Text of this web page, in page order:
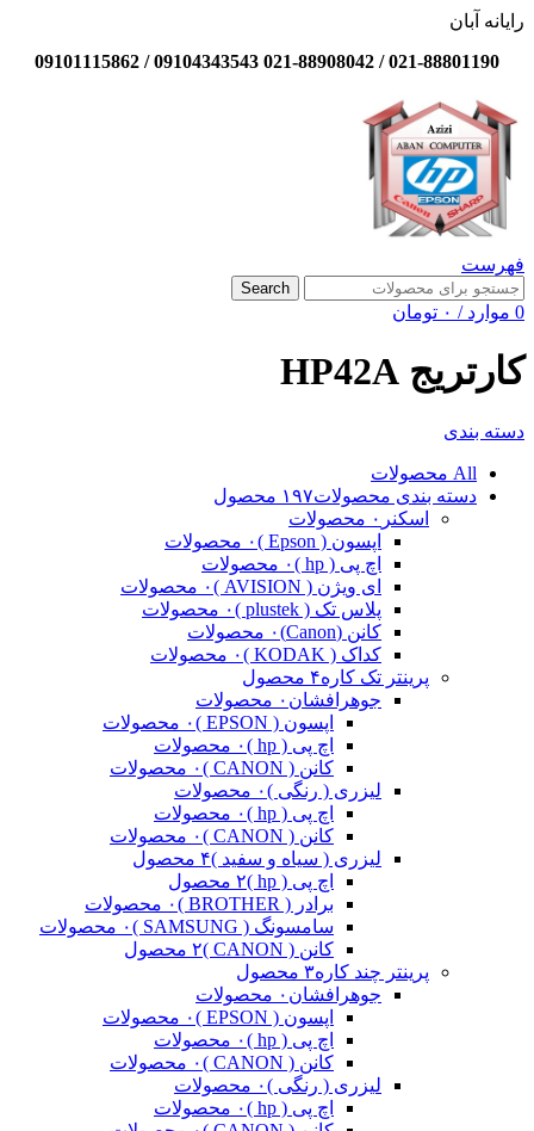
رایانه آبان
021-88801190 / 021-88908042 09104343543 / 09101115862
فهرست
Search
0 موارد / ۰ تومان
کارتریج HP42A
دسته بندی
All محصولات
دسته بندی محصولات۱۹۷ محصول
اسکنر ۰ محصولات
اپسون ( Epson )
۰ محصولات
اچ پی ( hp )
۰ محصولات
ای ویژن ( AVISION )
۰ محصولات
پلاس تک ( plustek )
۰ محصولات
کانن (Canon)
۰ محصولات
کداک ( KODAK )
۰ محصولات
پرینتر تک کاره۴ محصول
جوهرافشان ۰ محصولات
اپسون ( EPSON )
۰ محصولات
اچ پی ( hp )
۰ محصولات
کانن ( CANON )
۰ محصولات
لیزری ( رنگی )۰ محصولات
اچ پی ( hp )
۰ محصولات
کانن ( CANON )
۰ محصولات
لیزری ( سیاه و سفید )۴ محصول
اچ پی ( hp )
۲ محصول
برادر ( BROTHER )
۰ محصولات
سامسونگ ( SAMSUNG )
۰ محصولات
کانن ( CANON )
۲ محصول
پرینتر چند کاره۳ محصول
جوهرافشان ۰ محصولات
اپسون ( EPSON )
۰ محصولات
اچ پی ( hp )
۰ محصولات
کانن ( CANON )
۰ محصولات
لیزری ( رنگی )۰ محصولات
اچ پی ( hp )
۰ محصولات